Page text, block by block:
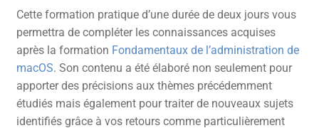
Cette formation pratique d’une durée de deux jours vous
permettra de compléter les connaissances acquises
après la formation Fondamentaux de l’administration de
macOS. Son contenu a été élaboré non seulement pour
apporter des précisions aux thèmes précédemment
étudiés mais également pour traiter de nouveaux sujets
identifiés grâce à vos retours comme particulièrement